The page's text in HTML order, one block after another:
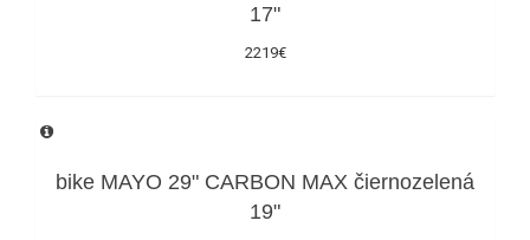
17"
2219€
bike MAYO 29" CARBON MAX čiernozelená
19"